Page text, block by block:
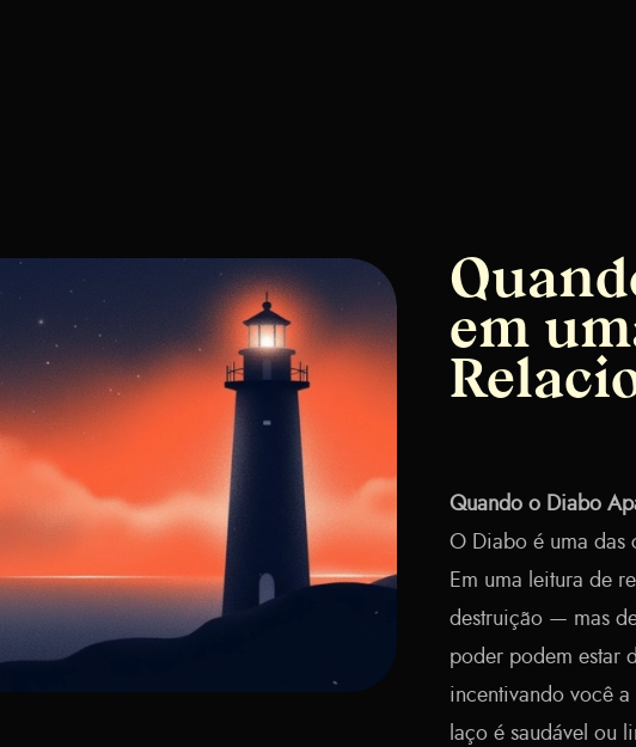
em
Quando o Diabo
O Diabo é uma das
Em uma leitura de
destruição — mas
poder podem estar
incentivando você
laço é saudável ou